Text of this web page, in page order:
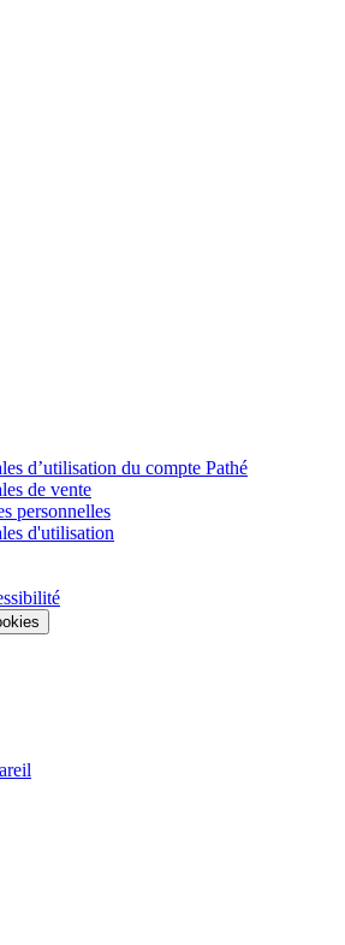
d’utilisation du compte Pathé
de vente
personnelles
d'utilisation